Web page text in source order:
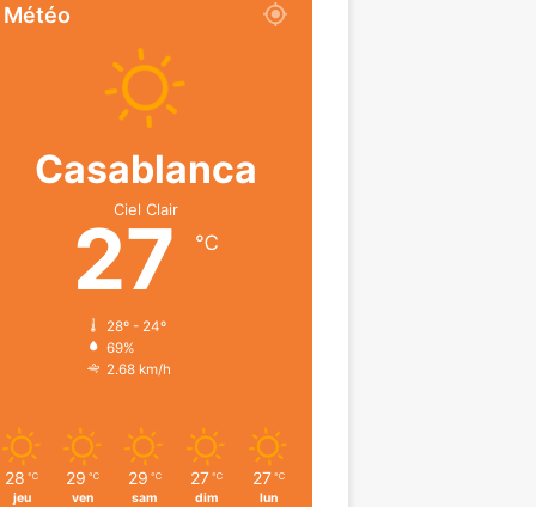
Météo
Casablanca
Ciel Clair
27 ℃
28º - 24º
69%
2.68 km/h
28 ℃
jeu
29 ℃
ven
29 ℃
sam
27 ℃
dim
27 ℃
lun